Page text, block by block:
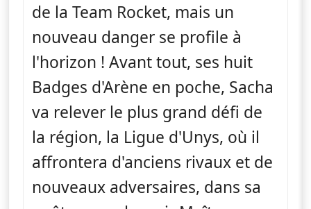
de la Team Rocket, mais un
nouveau danger se profile à
l'horizon ! Avant tout, ses huit
Badges d'Arène en poche, Sacha
va relever le plus grand défi de
la région, la Ligue d'Unys, où il
affrontera d'anciens rivaux et de
nouveaux adversaires, dans sa